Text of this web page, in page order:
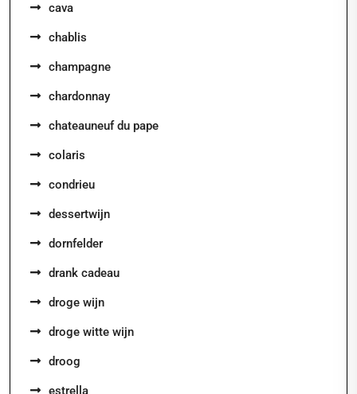
cava
chablis
champagne
chardonnay
chateauneuf du pape
colaris
condrieu
dessertwijn
dornfelder
drank cadeau
droge wijn
droge witte wijn
droog
estrella